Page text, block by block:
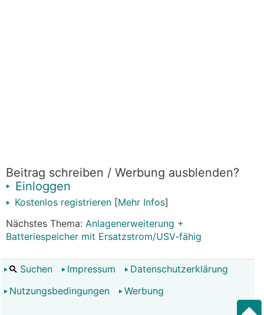
Beitrag schreiben / Werbung ausblenden?
Einloggen
Kostenlos registrieren [Mehr Infos]
Nächstes Thema: Anlagenerweiterung +
Batteriespeicher mit Ersatzstrom/USV-fähig
Suchen Impressum
Datenschutzerklärung
Nutzungsbedingungen
Werbung